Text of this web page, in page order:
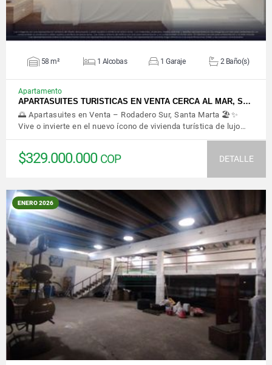
58 m² 1 Alcobas 1 Garaje 2 Baño(s)
Apartamento
APARTASUITES TURISTICAS EN VENTA CERCA AL MAR, S…
🌅 Apartasuites en Venta – Rodadero Sur, Santa Marta 🏖️✨
Vive o invierte en el nuevo ícono de vivienda turística de lujo…
$329.000.000 COP DETALLE
ENERO 2026
VER DETALLES